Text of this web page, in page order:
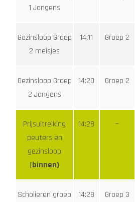
1 Jongens
Gezinsloop Groep
2 meisjes
14:11 Groep 2
Gezinsloop Groep
2 Jongens
14:20 Groep 2
Prijsuitreiking
peuters en
gezinsloop
(binnen)
14:28 –
Scholieren groep
14:28 Groep 3